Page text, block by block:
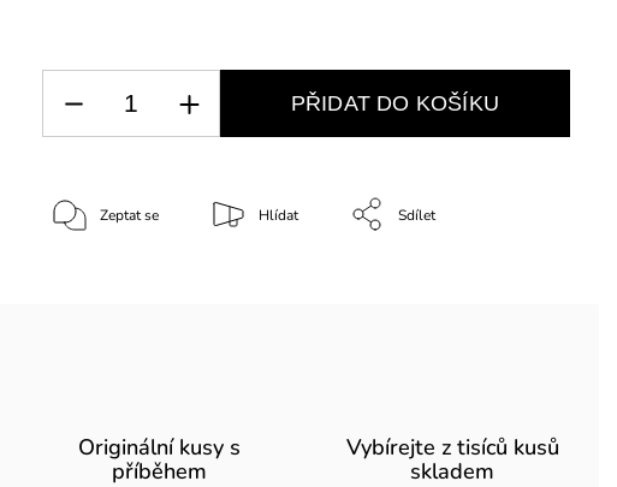
PŘIDAT DO KOŠÍKU
Zeptat se Hlídat Sdílet
Originální kusy s
příběhem
Vybírejte z tisíců kusů
skladem